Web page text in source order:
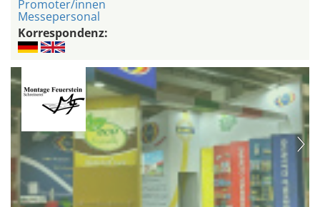
Promoter/innen
Messepersonal
Korrespondenz: